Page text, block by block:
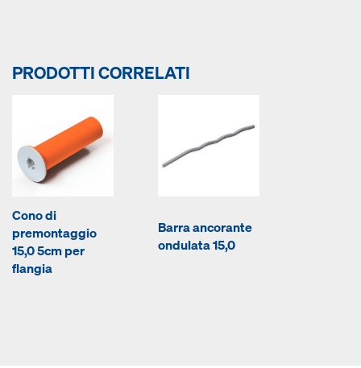
PRODOTTI CORRELATI
Cono di
premontaggio
15,0 5cm per
flangia
Barra ancorante
ondulata 15,0